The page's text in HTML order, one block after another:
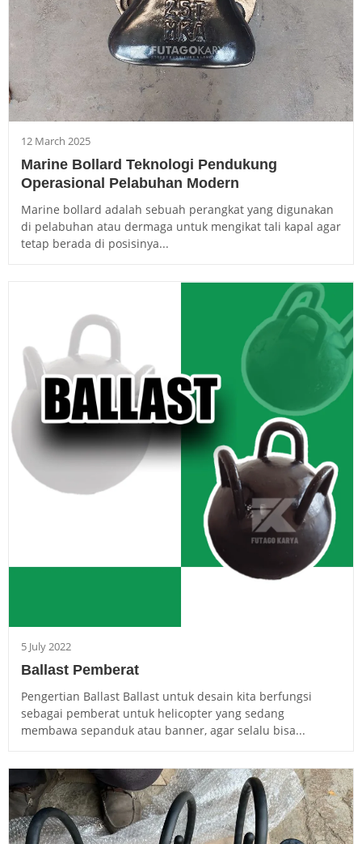
12 March 2025
Marine Bollard Teknologi Pendukung
Operasional Pelabuhan Modern
Marine bollard adalah sebuah perangkat yang digunakan
di pelabuhan atau dermaga untuk mengikat tali kapal agar
tetap berada di posisinya...
5 July 2022
Ballast Pemberat
Pengertian Ballast Ballast untuk desain kita berfungsi
sebagai pemberat untuk helicopter yang sedang
membawa sepanduk atau banner, agar selalu bisa...